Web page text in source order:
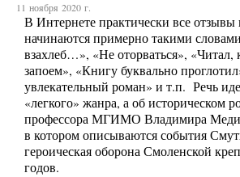
11 ноября 2020 г.
В Интернете практически все отзывы
начинаются примерно такими
взахлеб…», «Не оторваться», «Читал,
запоем», «Книгу буквально
увлекательный роман» и т.п. Речь
«легкого» жанра, а об историческом
профессора МГИМО Владимира
в котором описываются события
героическая оборона Смоленской
годов.